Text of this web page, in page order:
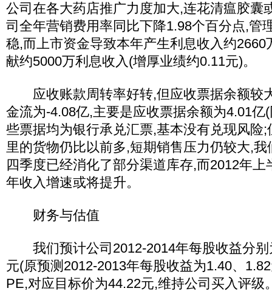
公司在各大药店推广力度加大,连花清瘟胶囊
司全年营销费用率同比下降1.98个百分点,管
稳,而上市资金导致本年产生利息收入约2660
献约5000万利息收入(增厚业绩约0.11元)。
应收账款周转率好转,但应收票据余额较
金流为-4.08亿,主要是应收票据余额为4.01亿
些票据均为银行承兑汇票,基本没有兑现风险
里的货物仍比以前多,短期销售压力仍较大,
四季度已经消化了部分渠道库存,而2012年上
年收入增速或将提升。
财务与估值
我们预计公司2012-2014年每股收益分别
元(原预测2012-2013年每股收益为1.40、
PE,对应目标价为44.22元,维持公司买入评级